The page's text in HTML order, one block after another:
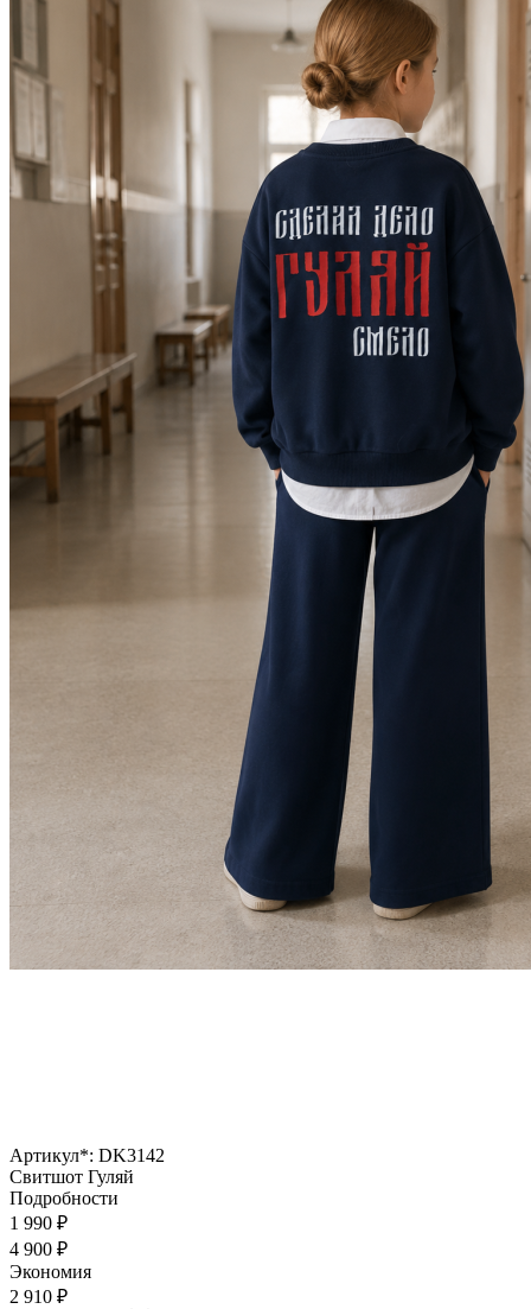
Артикул*: DK3142
Свитшот Гуляй
Подробности
1 990 ₽
4 900 ₽
Экономия
2 910 ₽